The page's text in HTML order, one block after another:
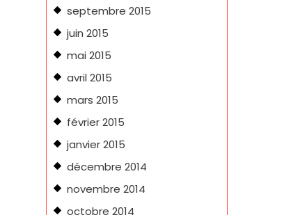
septembre 2015
juin 2015
mai 2015
avril 2015
mars 2015
février 2015
janvier 2015
décembre 2014
novembre 2014
octobre 2014